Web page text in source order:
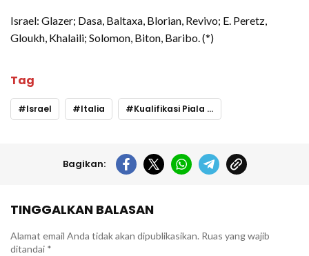
Israel: Glazer; Dasa, Baltaxa, Blorian, Revivo; E. Peretz,
Gloukh, Khalaili; Solomon, Biton, Baribo. (*)
Tag
Israel Italia Kualifikasi Piala Dunia 2026
Bagikan:
TINGGALKAN BALASAN
Alamat email Anda tidak akan dipublikasikan. Ruas yang wajib
ditandai *